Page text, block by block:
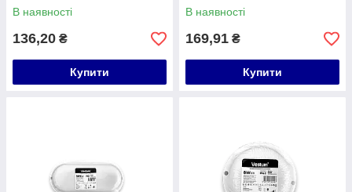
В наявності
136,20 ₴
Купити
В наявності
169,91 ₴
Купити